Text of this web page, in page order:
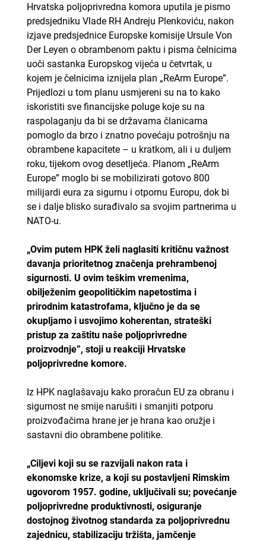
Hrvatska poljoprivredna komora uputila je pismo
predsjedniku Vlade RH Andreju Plenkoviću, nakon
izjave predsjednice Europske komisije Ursule Von
Der Leyen o obrambenom paktu i pisma čelnicima
uoči sastanka Europskog vijeća u četvrtak, u
kojem je čelnicima iznijela plan „ReArm Europe”.
Prijedlozi u tom planu usmjereni su na to kako
iskoristiti sve financijske poluge koje su na
raspolaganju da bi se državama članicama
pomoglo da brzo i znatno povećaju potrošnju na
obrambene kapacitete – u kratkom, ali i u duljem
roku, tijekom ovog desetljeća. Planom „ReArm
Europe” moglo bi se mobilizirati gotovo 800
milijardi eura za sigurnu i otpornu Europu, dok bi
se i dalje blisko surađivalo sa svojim partnerima u
NATO-u.
„Ovim putem HPK želi naglasiti kritičnu važnost
davanja prioritetnog značenja prehrambenoj
sigurnosti. U ovim teškim vremenima,
obilježenim geopolitičkim napetostima i
prirodnim katastrofama, ključno je da se
okupljamo i usvojimo koherentan, strateški
pristup za zaštitu naše poljoprivredne
proizvodnje”, stoji u reakciji Hrvatske
poljoprivredne komore.
Iz HPK naglašavaju kako proračun EU za obranu i
sigurnost ne smije narušiti i smanjiti potporu
proizvođačima hrane jer je hrana kao oružje i
sastavni dio obrambene politike.
„Ciljevi koji su se razvijali nakon rata i
ekonomske krize, a koji su postavljeni Rimskim
ugovorom 1957. godine, uključivali su; povećanje
poljoprivredne produktivnosti, osiguranje
dostojnog životnog standarda za poljoprivrednu
zajednicu, stabilizaciju tržišta, jamčenje